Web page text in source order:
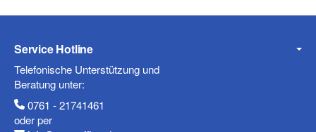
Mobiltelefon
Service Hotline
Telefonische Unterstützung und
Beratung unter:
0761 - 21741461
oder per